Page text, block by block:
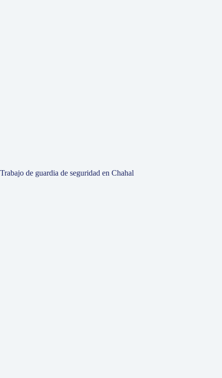
Trabajo de guardia de seguridad en Chahal